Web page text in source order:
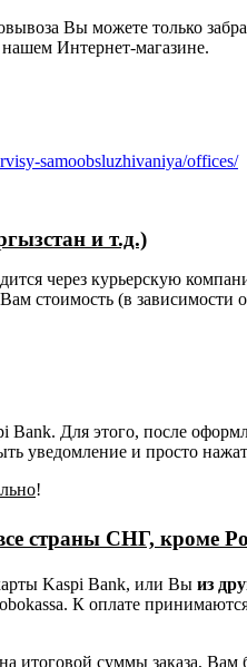
Вы можете только
Интернет-магазине.
samoobsluzhivaniya/offices/
и т.д.)
через курьерскую
стоимость (в зависимости
Bank. Для этого, после
уведомление и просто
!
страны СНГ, кроме
Kaspi Bank, или Вы из
К оплате
итоговой суммы заказа, Вам